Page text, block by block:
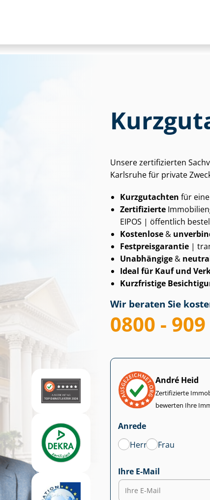
Unsere zertifizierten
Karlsruhe für private
Kurzgutachten für
Zertifizierte
EIPOS | öffentlich
Kostenlose &
Fest­preis­ga­ran­tie |
Unabhängige &
Ideal für Kauf und
Kurzfristige
Wir beraten Sie
0800 -
André Heid
Zertifizierte
bewerten Ihre
Anrede
Herr
Frau
Ihre E-Mail